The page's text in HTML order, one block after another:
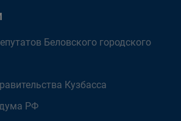
Беловского городского
Кузбасса
дума РФ